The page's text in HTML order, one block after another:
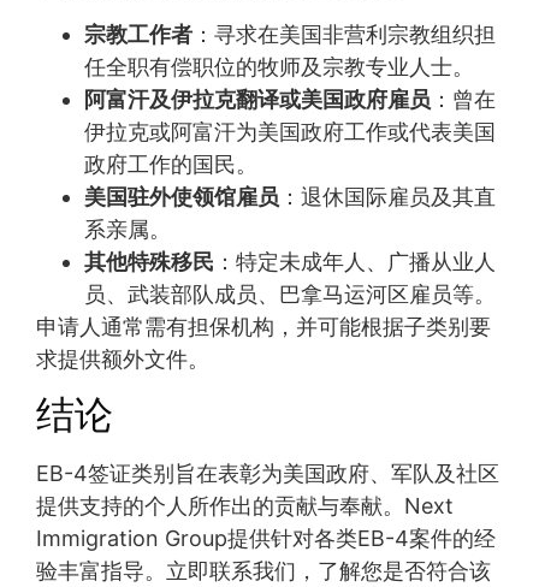
宗教工作者 ：寻求在美国非营利宗教组织担
任全职有偿职位的牧师及宗教专业人士。
阿富汗及伊拉克翻译或美国政府雇员 ：曾在
伊拉克或阿富汗为美国政府工作或代表美国
政府工作的国民。
美国驻外使领馆雇员 ：退休国际雇员及其直
系亲属。
其他特殊移民 ：特定未成年人、广播从业人
员、武装部队成员、巴拿马运河区雇员等。
申请人通常需有担保机构，并可能根据子类别要
求提供额外文件。
结论
EB-4签证类别旨在表彰为美国政府、军队及社区
提供支持的个人所作出的贡献与奉献。Next
Immigration Group提供针对各类EB-4案件的经
验丰富指导。立即联系我们，了解您是否符合该